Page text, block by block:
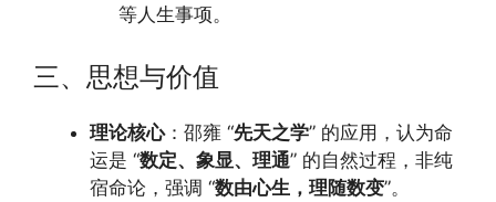
等人生事项。
三、思想与价值
理论核心：邵雍 “先天之学” 的应用，认为命
运是 “数定、象显、理通” 的自然过程，非纯
宿命论，强调 “数由心生，理随数变”。